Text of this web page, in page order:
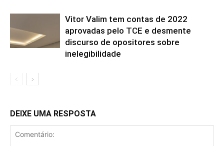
Vitor Valim tem contas de 2022
aprovadas pelo TCE e desmente
discurso de opositores sobre
inelegibilidade
DEIXE UMA RESPOSTA